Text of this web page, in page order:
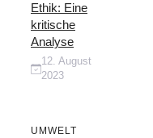
Ethik: Eine
kritische
Analyse
12. August
2023
UMWELT